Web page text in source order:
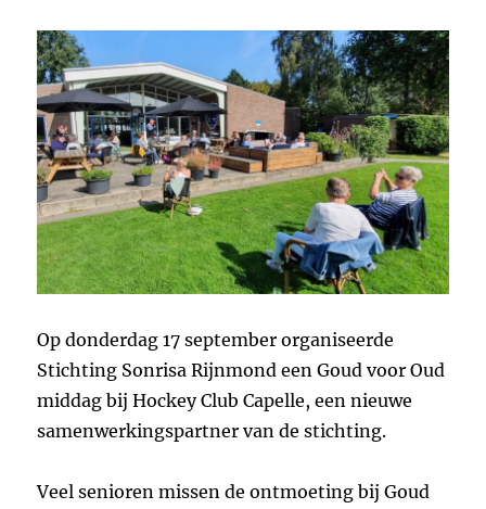
Op donderdag 17 september organiseerde
Stichting Sonrisa Rijnmond een Goud voor Oud
middag bij Hockey Club Capelle, een nieuwe
samenwerkingspartner van de stichting.
Veel senioren missen de ontmoeting bij Goud